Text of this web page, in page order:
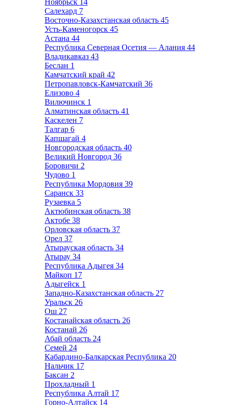
Ноябрьск 14
Салехард 7
Восточно-Казахстанская область 45
Усть-Каменогорск 45
Астана 44
Республика Северная Осетия — Алания 44
Владикавказ 43
Беслан 1
Камчатский край 42
Петропавловск-Камчатский 36
Елизово 4
Вилючинск 1
Алматинская область 41
Каскелен 7
Талгар 6
Капшагай 4
Новгородская область 40
Великий Новгород 36
Боровичи 2
Чудово 1
Республика Мордовия 39
Саранск 33
Рузаевка 5
Актюбинская область 38
Актобе 38
Орловская область 37
Орел 37
Атырауская область 34
Атырау 34
Республика Адыгея 34
Майкоп 17
Адыгейск 1
Западно-Казахстанская область 27
Уральск 26
Ош 27
Костанайская область 26
Костанай 26
Абай область 24
Семей 24
Кабардино-Балкарская Республика 20
Нальчик 17
Баксан 2
Прохладный 1
Республика Алтай 17
Горно-Алтайск 14